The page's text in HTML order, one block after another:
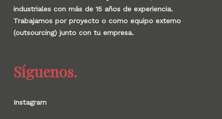
industriales con más de 15 años de experiencia.
Trabajamos por proyecto o como equipo externo
(outsourcing) junto con tu empresa.
Síguenos.
Instagram